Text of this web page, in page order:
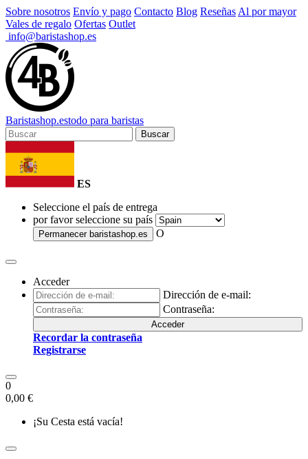
Sobre nosotros Envío y pago Contacto Blog Reseñas Al por mayor
Vales de regalo Ofertas Outlet
info@baristashop.es
Baristashop.estodo para baristas
Buscar
ES
Seleccione el país de entrega
por favor seleccione su país
Permanecer baristashop.es O
Acceder
Dirección de e-mail:
Contraseña:
Acceder
Recordar la contraseña
Registrarse
0
0,00 €
¡Su Cesta está vacía!